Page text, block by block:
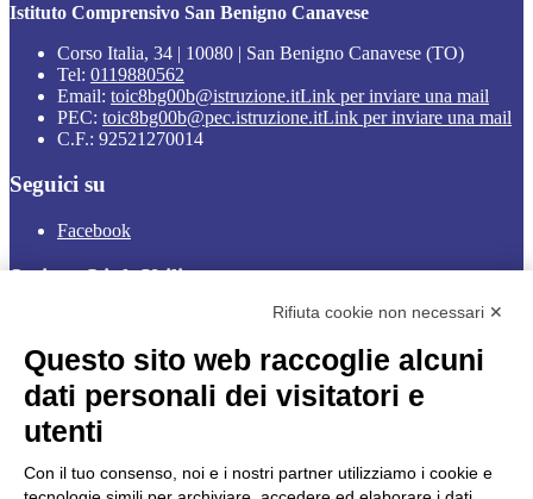
Istituto Comprensivo San Benigno Canavese
Corso Italia, 34 | 10080 | San Benigno Canavese (TO)
Tel: 0119880562
Email: toic8bg00b@istruzione.itLink per inviare una mail
PEC: toic8bg00b@pec.istruzione.itLink per inviare una mail
C.F.: 92521270014
Seguici su
Facebook
Sezione Link Utili
Informativa Privacy
Ufficio Relazioni con il Pubblico
Dichiarazione di accessibilità
Obiettivi di accessibilità
Gestione consensi cookie
Amministrazione trasparente
Rifiuta cookie non necessari ✕
Questo sito web raccoglie alcuni
dati personali dei visitatori e
utenti
Con il tuo consenso, noi e i nostri partner utilizziamo i cookie e